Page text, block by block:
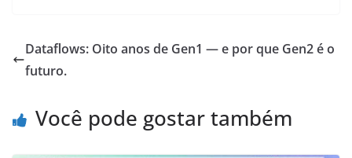
Dataflows: Oito anos de Gen1 — e por que Gen2 é o
futuro.
Você pode gostar também